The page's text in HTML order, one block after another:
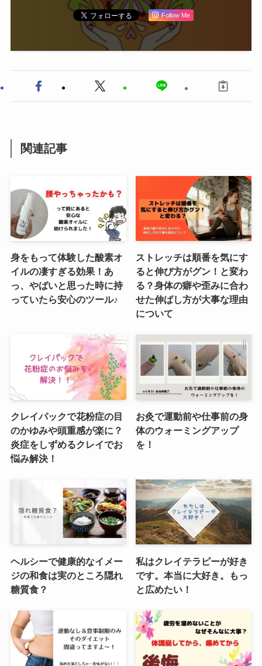
Follow Me
関連記事
身をもって体験した酸素オ
イルの凄すぎる効果！あ
っ、やばいと思った時に持
っていたら安心のツール♪
ストレッチは順番を気にす
ると伸び方がグン！と変わ
る？身体の癖や歪みに合わ
せた伸ばし方が大事な理由
について
クレイパックで花粉症の目
のかゆみや頭重感が楽に？
炎症をしずめるクレイでお
悩み解決！
お灸で運動前や仕事前の身
体のウォーミングアップ
を！
ヘルシーで健康的なイメー
ジの和食は実のところ隠れ
糖質食？
私はクレイテラピーが好き
です。本当に大好き。もっ
と広めたい！